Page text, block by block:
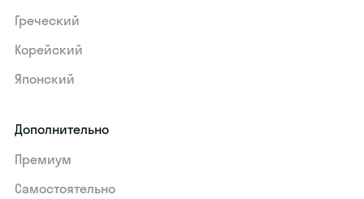
Греческий
Корейский
Японский
Дополнительно
Премиум
Самостоятельно